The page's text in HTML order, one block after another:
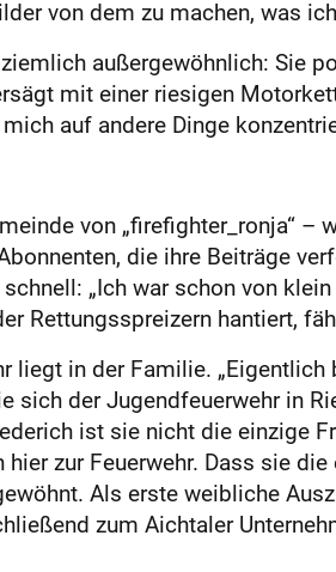
von dem zu machen, was
außergewöhnlich: Sie
mit einer riesigen
auf andere Dinge
von „firefighter_ronja“
die ihre Beiträge
„Ich war schon von
Rettungsspreizern hantiert,
liegt in der Familie.
sich der Jugendfeuerwehr in
ist sie nicht die einzige
zur Feuerwehr. Dass sie
Als erste weibliche
zum Aichtaler